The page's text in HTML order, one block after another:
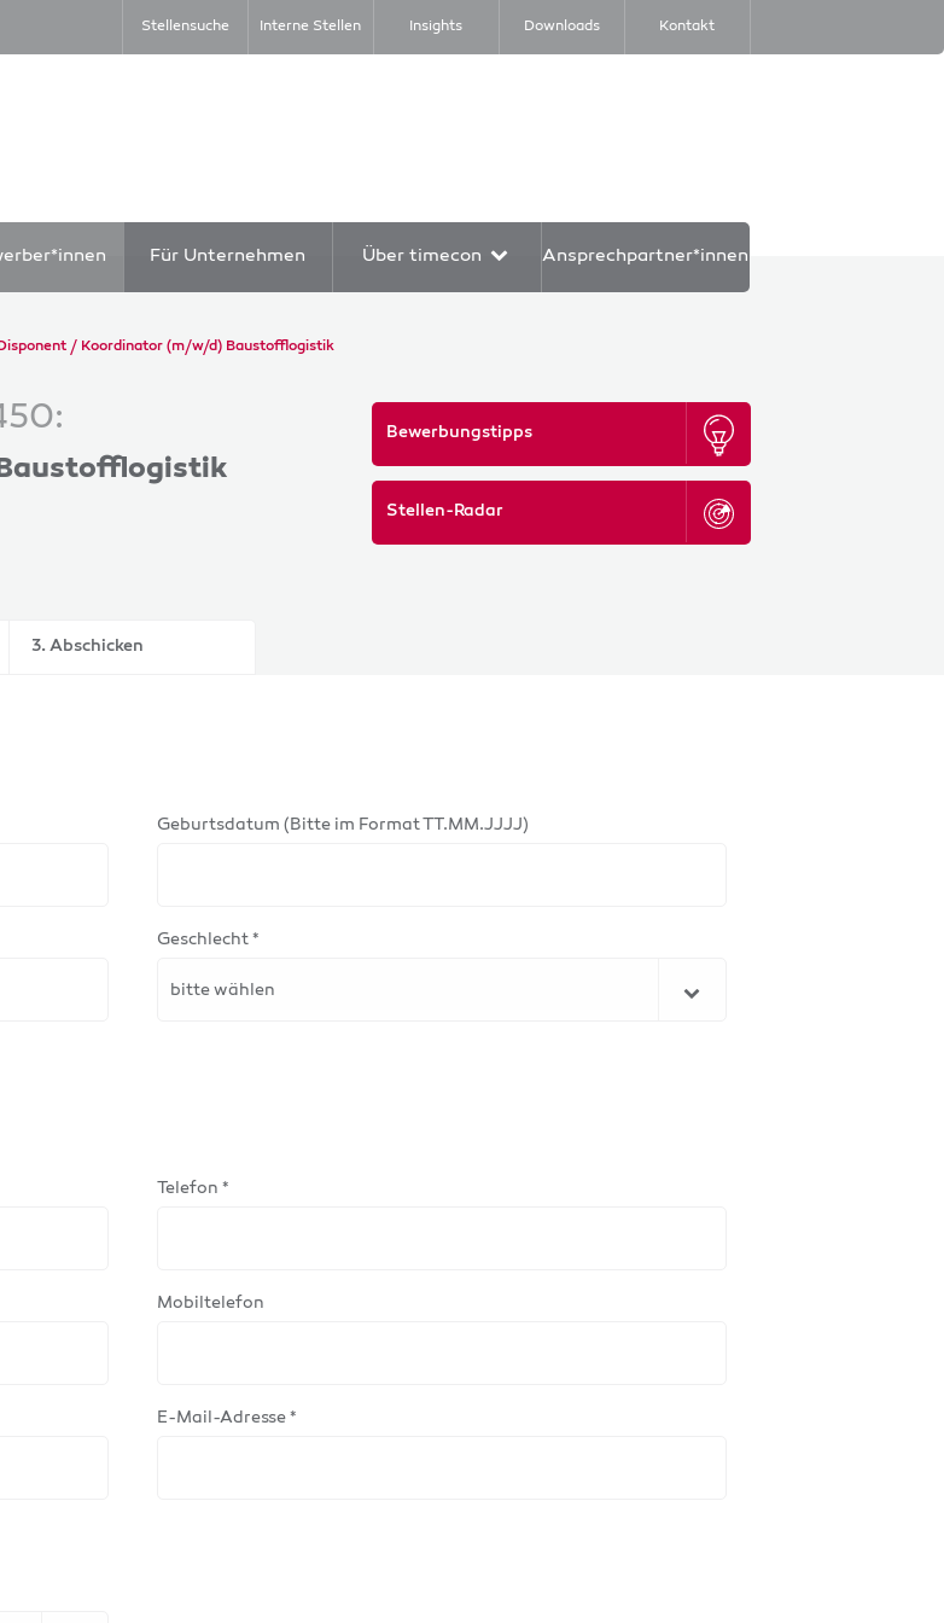
Stellensuche Interne Stellen Insights Downloads Kontakt
Für Unternehmen Über timecon Ansprechpartner*innen
/ Koordinator (m/w/d) Baustofflogistik
Bewerbungstipps
Stellen-Radar
3. Abschicken
Geburtsdatum (Bitte im Format TT.MM.JJJJ)
Geschlecht *
bitte wählen
Telefon *
Mobiltelefon
E-Mail-Adresse *